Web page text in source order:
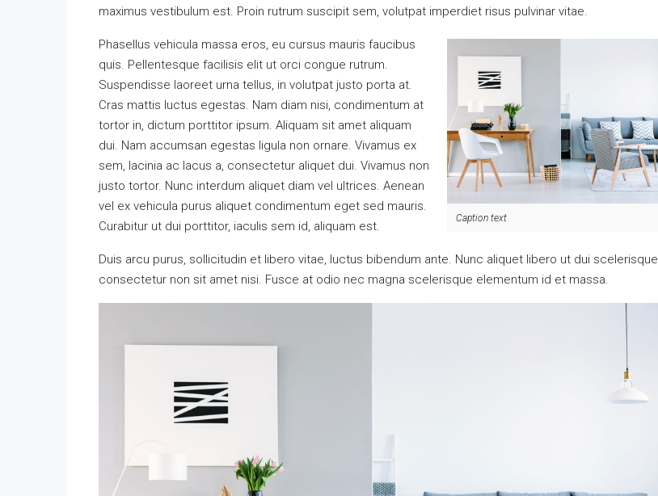
maximus vestibulum est. Proin rutrum suscipit sem, volutpat imperdiet risus pulvinar vitae.
Caption text
Phasellus vehicula massa eros, eu cursus mauris faucibus
quis. Pellentesque facilisis elit ut orci congue rutrum.
Suspendisse laoreet urna tellus, in volutpat justo porta at.
Cras mattis luctus egestas. Nam diam nisi, condimentum at
tortor in, dictum porttitor ipsum. Aliquam sit amet aliquam
dui. Nam accumsan egestas ligula non ornare. Vivamus ex
sem, lacinia ac lacus a, consectetur aliquet dui. Vivamus non
justo tortor. Nunc interdum aliquet diam vel ultrices. Aenean
vel ex vehicula purus aliquet condimentum eget sed mauris.
Curabitur ut dui porttitor, iaculis sem id, aliquam est.
Duis arcu purus, sollicitudin et libero vitae, luctus bibendum ante. Nunc aliquet libero ut dui scelerisque
consectetur non sit amet nisi. Fusce at odio nec magna scelerisque elementum id et massa.